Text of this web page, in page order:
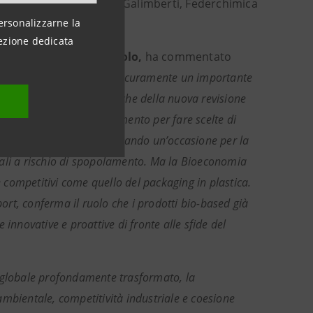
la
dedicata
economica e Luigi Galimberti, Federchimica
di Intesa Sanpaolo, ha commentato
Rapporto, è sicuramente un importante
In considerazione anche della nuova revisione
un utile strumento per fare scelte di
italiana, rappresentando un’occasione per la
a rischio di spopolamento. Ma la Bioeconomia
come quello del packaging in plastica.
conferma il ruolo che i prodotti bio-based già
innovative e proattive di fronte alle sfide del
profondamente trasformato, la
competitività industriale e coesione